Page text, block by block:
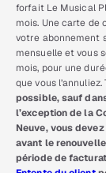
forfait Le Musical
mois. Une carte de
votre abonnement
mensuelle et vous
mois, pour une
que vous l’annuliez.
possible, sauf
l’exception de la
Neuve, vous
avant le
période de